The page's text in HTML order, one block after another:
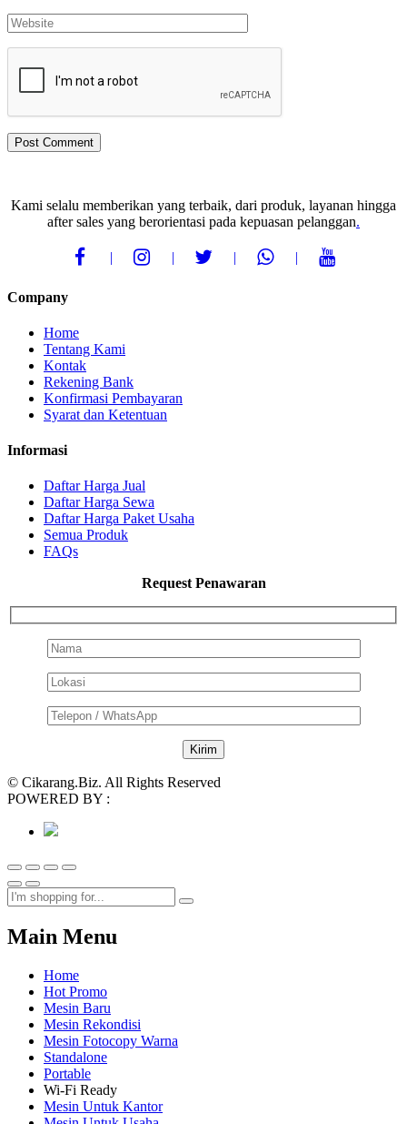
Kami selalu memberikan yang terbaik, dari produk, layanan hingga
after sales yang berorientasi pada kepuasan pelanggan.
Company
Home
Tentang Kami
Kontak
Rekening Bank
Konfirmasi Pembayaran
Syarat dan Ketentuan
Informasi
Daftar Harga Jual
Daftar Harga Sewa
Daftar Harga Paket Usaha
Semua Produk
FAQs
Request Penawaran
© Cikarang.Biz. All Rights Reserved
POWERED BY :
Main Menu
Home
Hot Promo
Mesin Baru
Mesin Rekondisi
Mesin Fotocopy Warna
Standalone
Portable
Wi-Fi Ready
Mesin Untuk Kantor